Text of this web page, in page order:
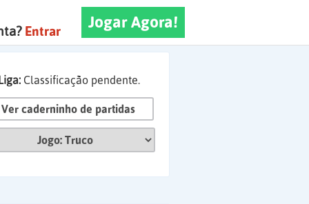
Jogar Agora!
Entrar
Classificação pendente.
Ver caderninho de partidas